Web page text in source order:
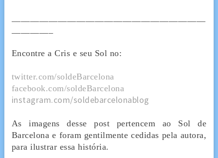
Encontre a Cris e seu Sol no:
twitter.com/soldeBarcelona
facebook.com/soldeBarcelona
instagram.com/soldebarcelonablog
As imagens desse post pertencem ao Sol de
Barcelona e foram gentilmente cedidas pela autora,
para ilustrar essa história.